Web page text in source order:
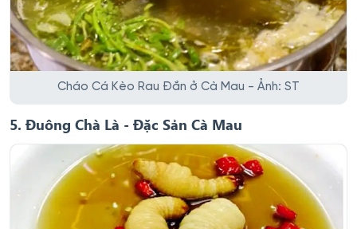
Cháo Cá Kèo Rau Đắn ở Cà Mau - Ảnh: ST
5. Đuông Chà Là - Đặc Sản Cà Mau